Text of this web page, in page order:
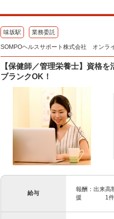
味坂駅 業務委託
SOMPOヘルスサポート株式会社 オンラ
【保健師／管理栄養士】資格
ブランクOK！
給与
報酬：出来高
援 1件：